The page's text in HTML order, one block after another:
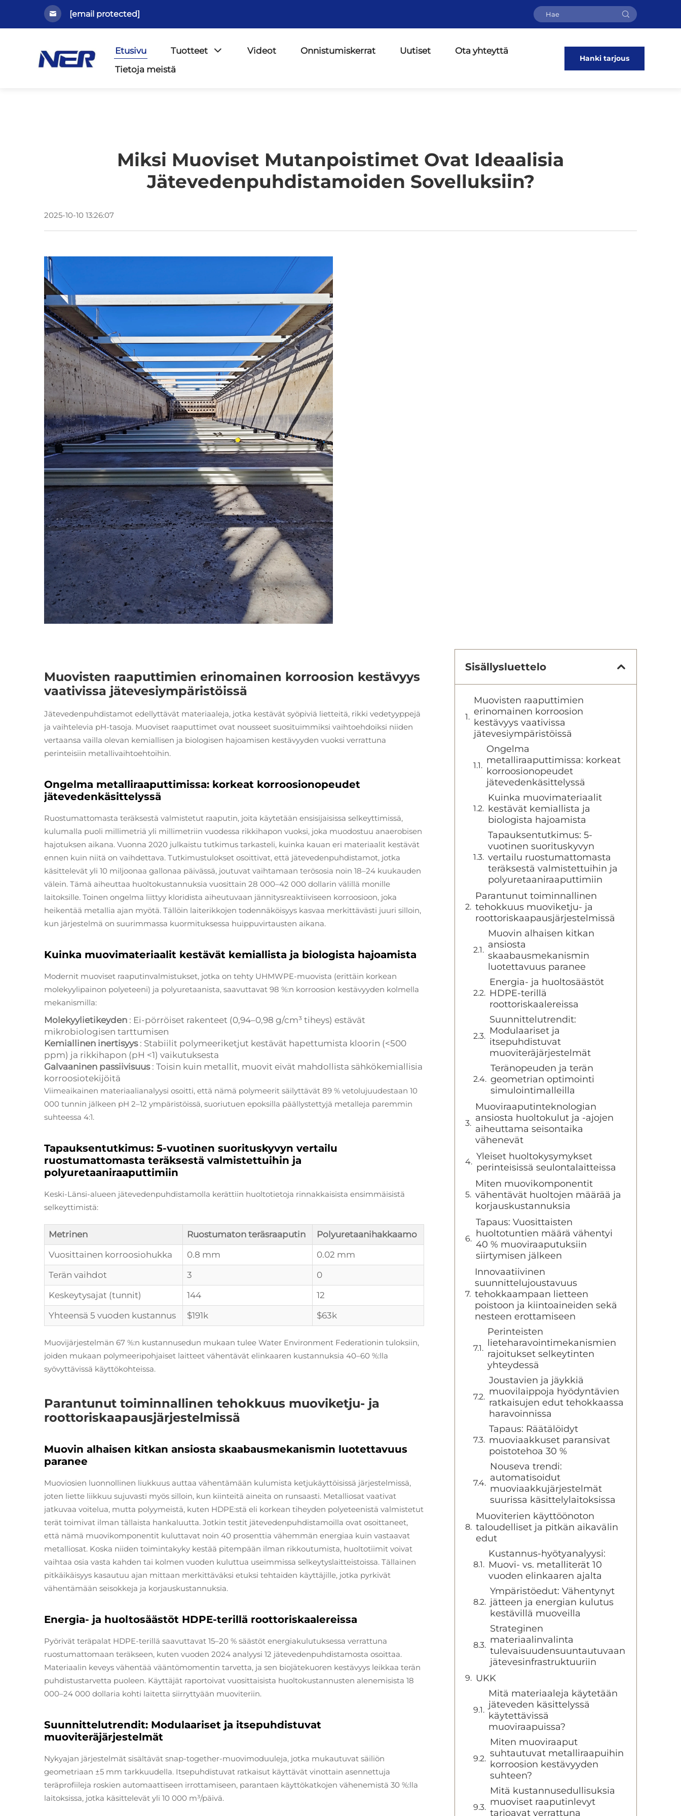
[email protected]
Etusivu Tuotteet Videot Onnistumiskerrat Uutiset
Ota yhteyttä
Tietoja meistä
Hanki tarjous
Miksi Muoviset Mutanpoistimet Ovat Ideaalisia
Jätevedenpuhdistamoiden Sovelluksiin?
2025-10-10 13:26:07
Muovisten raaputtimien erinomainen korroosion kestävyys
vaativissa jätevesiympäristöissä
Jätevedenpuhdistamot edellyttävät materiaaleja, jotka kestävät syöpiviä lietteitä, rikki vedetyyppejä
ja vaihtelevia pH-tasoja. Muoviset raaputtimet ovat nousseet suosituimmiksi vaihtoehdoiksi niiden
vertaansa vailla olevan kemiallisen ja biologisen hajoamisen kestävyyden vuoksi verrattuna
perinteisiin metallivaihtoehtoihin.
Ongelma metalliraaputtimissa: korkeat korroosionopeudet
jätevedenkäsittelyssä
Ruostumattomasta teräksestä valmistetut raaputin, joita käytetään ensisijaisissa selkeyttimissä,
kulumalla puoli millimetriä yli millimetriin vuodessa rikkihapon vuoksi, joka muodostuu anaerobisen
hajotuksen aikana. Vuonna 2020 julkaistu tutkimus tarkasteli, kuinka kauan eri materiaalit kestävät
ennen kuin niitä on vaihdettava. Tutkimustulokset osoittivat, että jätevedenpuhdistamot, jotka
käsittelevät yli 10 miljoonaa gallonaa päivässä, joutuvat vaihtamaan terösosia noin 18–24 kuukauden
välein. Tämä aiheuttaa huoltokustannuksia vuosittain 28 000–42 000 dollarin välillä monille
laitoksille. Toinen ongelma liittyy kloridista aiheutuvaan jännitysreaktiiviseen korroosioon, joka
heikentää metallia ajan myötä. Tällöin laiterikkojen todennäköisyys kasvaa merkittävästi juuri silloin,
kun järjestelmä on suurimmassa kuormituksessa huippuvirtausten aikana.
Kuinka muovimateriaalit kestävät kemiallista ja biologista hajoamista
Modernit muoviset raaputinvalmistukset, jotka on tehty UHMWPE-muovista (erittäin korkean
molekyylipainon polyeteeni) ja polyuretaanista, saavuttavat 98 %:n korroosion kestävyyden kolmella
mekanismilla:
Molekyylietikeyden : Ei-pörröiset rakenteet (0,94–0,98 g/cm³ tiheys) estävät
mikrobiologisen tarttumisen
Kemiallinen inertisyys : Stabiilit polymeeriketjut kestävät hapettumista kloorin (<500
ppm) ja rikkihapon (pH <1) vaikutuksesta
Galvaaninen passiivisuus : Toisin kuin metallit, muovit eivät mahdollista sähkökemiallisia
korroosiotekijöitä
Viimeaikainen materiaalianalyysi osoitti, että nämä polymeerit säilyttävät 89 % vetolujuudestaan 10
000 tunnin jälkeen pH 2–12 ympäristöissä, suoriutuen epoksilla päällystettyjä metalleja paremmin
suhteessa 4:1.
Tapauksentutkimus: 5-vuotinen suorituskyvyn vertailu
ruostumattomasta teräksestä valmistettuihin ja
polyuretaaniraaputtimiin
Keski-Länsi-alueen jätevedenpuhdistamolla kerättiin huoltotietoja rinnakkaisista ensimmäisistä
selkeyttimistä:
Metrinen Ruostumaton teräsraaputin
Polyuretaanihakkaamo
Vuosittainen korroosiohukka
0.8 mm
0.02 mm
Terän vaihdot
3
0
Keskeytysajat (tunnit)
144
12
Yhteensä 5 vuoden kustannus
$191k $63k
Muovijärjestelmän 67 %:n kustannusedun mukaan tulee Water Environment Federationin tuloksiin,
joiden mukaan polymeeripohjaiset laitteet vähentävät elinkaaren kustannuksia 40–60 %:lla
syövyttävissä käyttökohteissa.
Parantunut toiminnallinen tehokkuus muoviketju- ja
roottoriskaapausjärjestelmissä
Muovin alhaisen kitkan ansiosta skaabausmekanismin luotettavuus
paranee
Muoviosien luonnollinen liukkuus auttaa vähentämään kulumista ketjukäyttöisissä järjestelmissä,
joten liette liikkuu sujuvasti myös silloin, kun kiinteitä aineita on runsaasti. Metalliosat vaativat
jatkuvaa voitelua, mutta polyymeistä, kuten HDPE:stä eli korkean tiheyden polyeteenistä valmistetut
terät toimivat ilman tällaista hankaluutta. Jotkin testit jätevedenpuhdistamoilla ovat osoittaneet,
että nämä muovikomponentit kuluttavat noin 40 prosenttia vähemmän energiaa kuin vastaavat
metalliosat. Koska niiden toimintakyky kestää pitempään ilman rikkoutumista, huoltotiimit voivat
vaihtaa osia vasta kahden tai kolmen vuoden kuluttua useimmissa selkeytyslaitteistoissa. Tällainen
pitkäikäisyys kasautuu ajan mittaan merkittäväksi etuksi tehtaiden käyttäjille, jotka pyrkivät
vähentämään seisokkeja ja korjauskustannuksia.
Energia- ja huoltosäästöt HDPE-terillä roottoriskaalereissa
Pyörivät teräpalat HDPE-terillä saavuttavat 15–20 % säästöt energiakulutuksessa verrattuna
ruostumattomaan teräkseen, kuten vuoden 2024 analyysi 12 jätevedenpuhdistamosta osoittaa.
Materiaalin keveys vähentää vääntömomentin tarvetta, ja sen biojätekuoren kestävyys leikkaa terän
puhdistustarvetta puoleen. Käyttäjät raportoivat vuosittaisista huoltokustannusten alenemisista 18
000–24 000 dollaria kohti laitetta siirryttyään muoviteriin.
Suunnittelutrendit: Modulaariset ja itsepuhdistuvat
muoviteräjärjestelmät
Nykyajan järjestelmät sisältävät snap-together-muovimoduuleja, jotka mukautuvat säiliön
geometriaan ±5 mm tarkkuudella. Itsepuhdistuvat ratkaisut käyttävät vinottain asennettuja
teräprofiileja roskien automaattiseen irrottamiseen, parantaen käyttökatkojen vähenemistä 30 %:lla
laitoksissa, jotka käsittelevät yli 10 000 m³/päivä.
Sisällysluettelo
Muovisten raaputtimien
erinomainen korroosion
kestävyys vaativissa
jätevesiympäristöissä
Ongelma
metalliraaputtimissa: korkeat
korroosionopeudet
jätevedenkäsittelyssä
Kuinka muovimateriaalit
kestävät kemiallista ja
biologista hajoamista
Tapauksentutkimus: 5-
vuotinen suorituskyvyn
vertailu ruostumattomasta
teräksestä valmistettuihin ja
polyuretaaniraaputtimiin
Parantunut toiminnallinen
tehokkuus muoviketju- ja
roottoriskaapausjärjestelmissä
Muovin alhaisen kitkan
ansiosta
skaabausmekanismin
luotettavuus paranee
Energia- ja huoltosäästöt
HDPE-terillä
roottoriskaalereissa
Suunnittelutrendit:
Modulaariset ja
itsepuhdistuvat
muoviteräjärjestelmät
Teränopeuden ja terän
geometrian optimointi
simulointimalleilla
Muoviraaputinteknologian
ansiosta huoltokulut ja -ajojen
aiheuttama seisontaika
vähenevät
Yleiset huoltokysymykset
perinteisissä seulontalaitteissa
Miten muovikomponentit
vähentävät huoltojen määrää ja
korjauskustannuksia
Tapaus: Vuosittaisten
huoltotuntien määrä vähentyi
40 % muoviraaputuksiin
siirtymisen jälkeen
Innovaatiivinen
suunnittelujoustavuus
tehokkaampaan lietteen
poistoon ja kiintoaineiden sekä
nesteen erottamiseen
Perinteisten
lieteharavointimekanismien
rajoitukset selkeytinten
yhteydessä
Joustavien ja jäykkiä
muovilaippoja hyödyntävien
ratkaisujen edut tehokkaassa
haravoinnissa
Tapaus: Räätälöidyt
muoviaakkuset paransivat
poistotehoa 30 %
Nouseva trendi:
automatisoidut
muoviaakkujärjestelmät
suurissa käsittelylaitoksissa
Muoviterien käyttöönoton
taloudelliset ja pitkän aikavälin
edut
Kustannus-hyötyanalyysi:
Muovi- vs. metalliterät 10
vuoden elinkaaren ajalta
Ympäristöedut: Vähentynyt
jätteen ja energian kulutus
kestävillä muoveilla
Strateginen
materiaalinvalinta
tulevaisuudensuuntautuvaan
jätevesinfrastruktuuriin
UKK
Mitä materiaaleja käytetään
jäteveden käsittelyssä
käytettävissä
muoviraapuissa?
Miten muoviraaput
suhtautuvat metalliraapuihin
korroosion kestävyyden
suhteen?
Mitä kustannusedullisuksia
muoviset raaputinlevyt
tarjoavat verrattuna